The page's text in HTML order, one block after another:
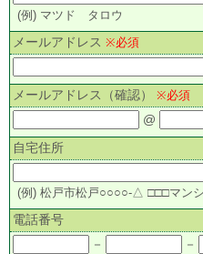
(例) マツド タロウ
メールアドレス ※必須
メールアドレス（確認） ※必須
@
自宅住所
(例) 松戸市松戸○○○○-△ □□□マン
電話番号
－
－